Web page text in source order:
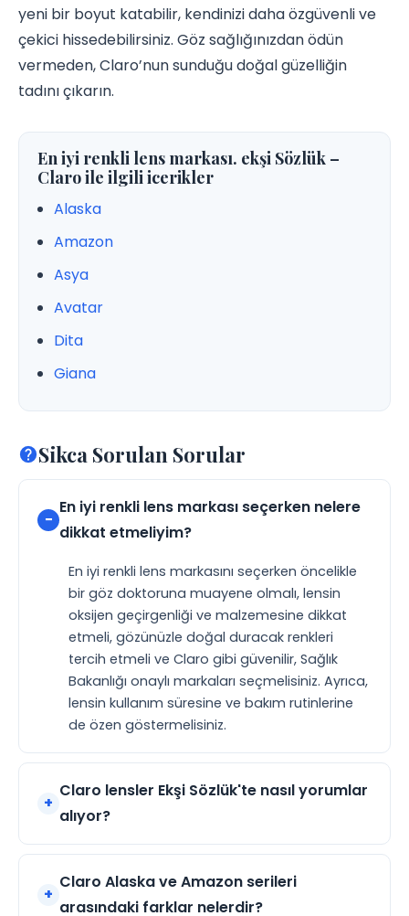
yeni bir boyut katabilir, kendinizi daha özgüvenli ve
çekici hissedebilirsiniz. Göz sağlığınızdan ödün
vermeden, Claro’nun sunduğu doğal güzelliğin
tadını çıkarın.
En iyi renkli lens markası. ekşi Sözlük –
Claro ile ilgili icerikler
Alaska
Amazon
Asya
Avatar
Dita
Giana
Sikca Sorulan Sorular
En iyi renkli lens markası seçerken nelere
dikkat etmeliyim?
En iyi renkli lens markasını seçerken öncelikle
bir göz doktoruna muayene olmalı, lensin
oksijen geçirgenliği ve malzemesine dikkat
etmeli, gözünüzle doğal duracak renkleri
tercih etmeli ve Claro gibi güvenilir, Sağlık
Bakanlığı onaylı markaları seçmelisiniz. Ayrıca,
lensin kullanım süresine ve bakım rutinlerine
de özen göstermelisiniz.
Claro lensler Ekşi Sözlük'te nasıl yorumlar
alıyor?
Claro Alaska ve Amazon serileri
arasındaki farklar nelerdir?